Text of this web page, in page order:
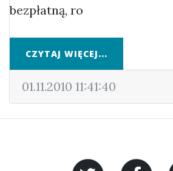
bezpłatną, ro
CZYTAJ WIĘCEJ...
01.11.2010 11:41:40